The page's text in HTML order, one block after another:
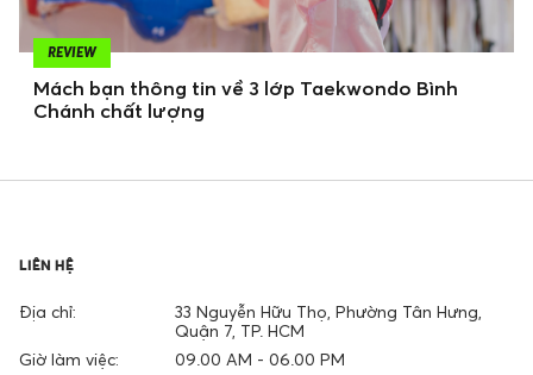
REVIEW
Mách bạn thông tin về 3 lớp Taekwondo Bình
Chánh chất lượng
LIÊN HỆ
Địa chỉ:
33 Nguyễn Hữu Thọ, Phường Tân Hưng,
Quận 7, TP. HCM
Giờ làm việc:
09.00 AM - 06.00 PM